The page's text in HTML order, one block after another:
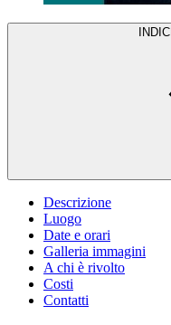
Descrizione
Luogo
Date e orari
Galleria immagini
A chi è rivolto
Costi
Contatti